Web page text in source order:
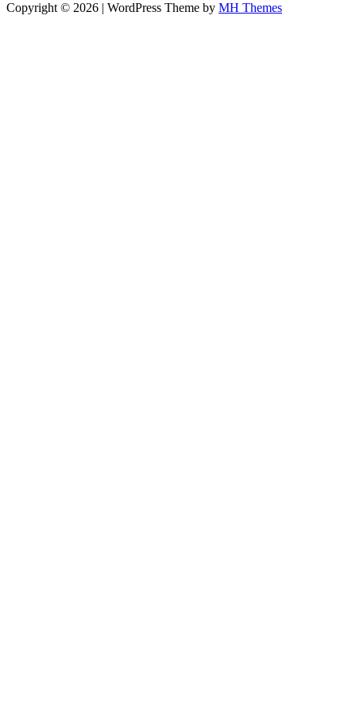
Copyright © 2026 | WordPress Theme by MH Themes